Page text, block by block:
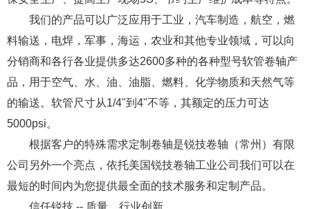
我们的产品可以广泛应用于工业，汽车制造，航空，燃
料输送，电焊，军事，海运，农业和其他专业领域，可以向
分销商和各行各业提供多达2600多种的各种型号软管卷轴产
品，用于空气、水、油、油脂、燃料、化学物质和天然气等
的输送。软管尺寸从1/4"到4"不等，其额定的压力可达
5000psi。
根据客户的特殊需求定制卷轴是锐技卷轴（常州）有限
公司另外一个亮点，依托美国锐技卷轴工业公司我们可以在
最短的时间内为您提供最全面的技术服务和定制产品。